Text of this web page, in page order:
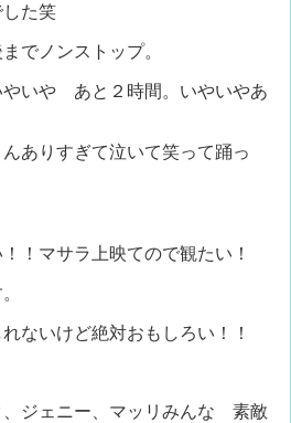
た笑
でノンストップ。
いや あと２時間。いやいやあ
ありすぎて泣いて笑って踊っ
！マサラ上映てので観たい！
ないけど絶対おもしろい！！
、ジェニー、マッリみんな 素敵